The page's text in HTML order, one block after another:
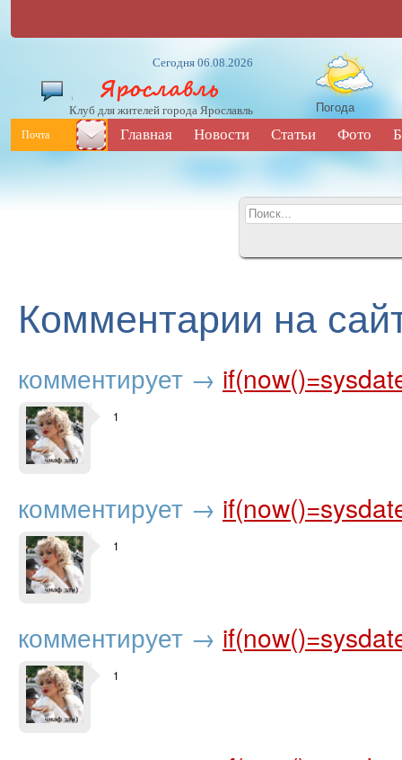
Сегодня 06.08.2026
Клуб для жителей города Ярославль Погода
Почта Главная Новости Статьи Фото
Комментарии на
комментирует →
1
комментирует →
1
комментирует →
1